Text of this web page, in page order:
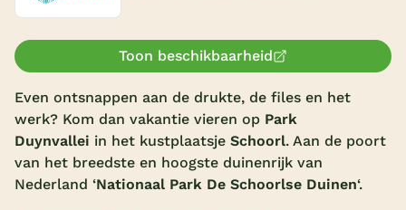
Onze vakantiegidsen
Subtropisch zwembad
Overdekt zwembad
Wildwaterbaan
Toon beschikbaarheid
Even ontsnappen aan de drukte, de files en het
werk? Kom dan vakantie vieren op Park
Duynvallei in het kustplaatsje Schoorl. Aan de poort
van het breedste en hoogste duinenrijk van
Nederland ‘Nationaal Park De Schoorlse Duinen‘.